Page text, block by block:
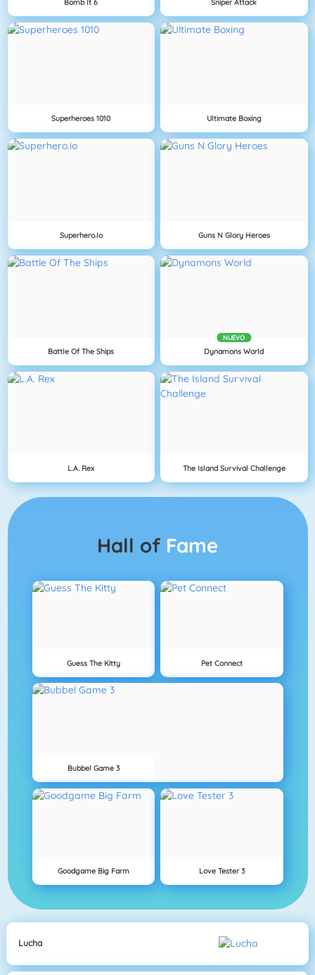
Superheroes 1010 Ultimate Boxing
Superhero.io Guns N Glory Heroes
Battle Of The Ships
NUEVO
Dynamons World
L.A. Rex The Island Survival Challenge
Hall of Fame
Guess The Kitty Pet Connect
Bubbel Game 3
Goodgame Big Farm Love Tester 3
Lucha